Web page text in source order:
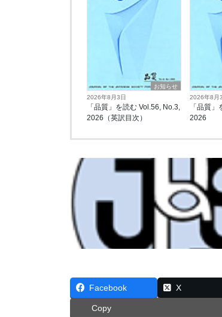
お知らせ
2026年8月3日
「品質」を読む Vol.56, No.3,
2026（英訳目次）
2026年8月
「品質
2026
Facebook X
Copy